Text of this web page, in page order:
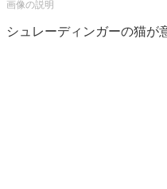
シュレーディンガーの猫が